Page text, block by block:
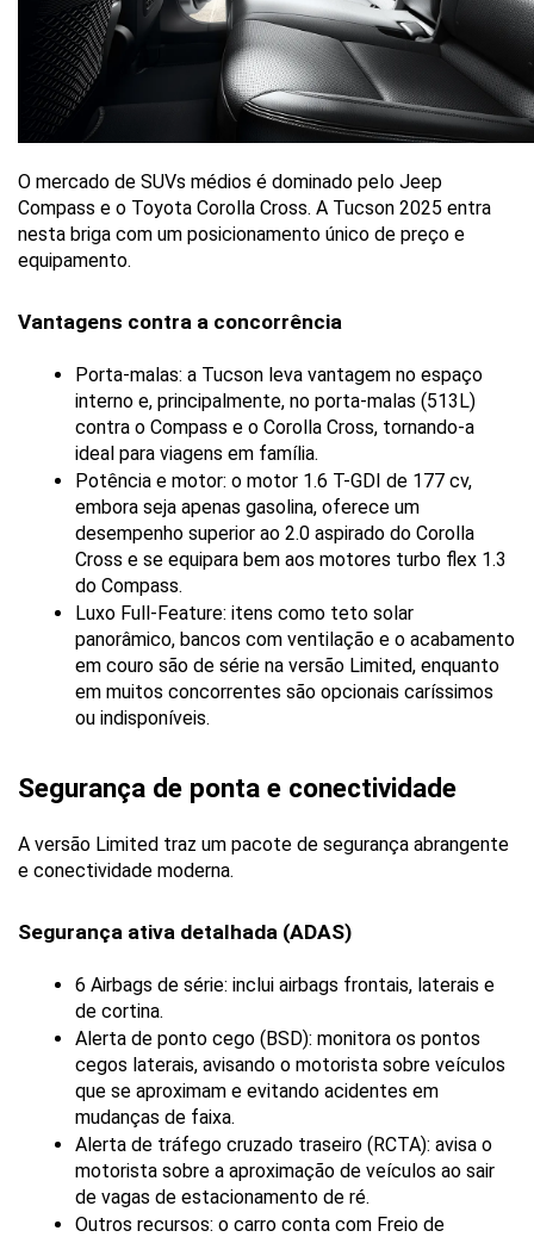
O mercado de SUVs médios é dominado pelo Jeep
Compass e o Toyota Corolla Cross. A Tucson 2025 entra
nesta briga com um posicionamento único de preço e
equipamento.
Vantagens contra a concorrência
Porta-malas: a Tucson leva vantagem no espaço
interno e, principalmente, no porta-malas (513L)
contra o Compass e o Corolla Cross, tornando-a
ideal para viagens em família.
Potência e motor: o motor 1.6 T-GDI de 177 cv,
embora seja apenas gasolina, oferece um
desempenho superior ao 2.0 aspirado do Corolla
Cross e se equipara bem aos motores turbo flex 1.3
do Compass.
Luxo Full-Feature: itens como teto solar
panorâmico, bancos com ventilação e o acabamento
em couro são de série na versão Limited, enquanto
em muitos concorrentes são opcionais caríssimos
ou indisponíveis.
Segurança de ponta e conectividade
A versão Limited traz um pacote de segurança abrangente
e conectividade moderna.
Segurança ativa detalhada (ADAS)
6 Airbags de série: inclui airbags frontais, laterais e
de cortina.
Alerta de ponto cego (BSD): monitora os pontos
cegos laterais, avisando o motorista sobre veículos
que se aproximam e evitando acidentes em
mudanças de faixa.
Alerta de tráfego cruzado traseiro (RCTA): avisa o
motorista sobre a aproximação de veículos ao sair
de vagas de estacionamento de ré.
Outros recursos: o carro conta com Freio de